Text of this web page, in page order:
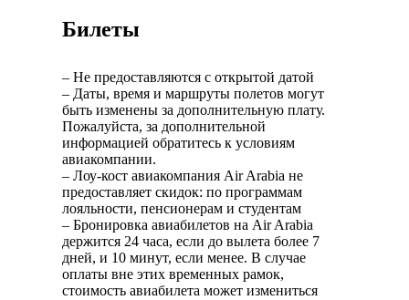
Билеты
– Не предоставляются с открытой датой
– Даты, время и маршруты полетов могут
быть изменены за дополнительную плату.
Пожалуйста, за дополнительной
информацией обратитесь к условиям
авиакомпании.
– Лоу-кост авиакомпания Air Arabia не
предоставляет скидок: по программам
лояльности, пенсионерам и студентам
– Бронировка авиабилетов на Air Arabia
держится 24 часа, если до вылета более 7
дней, и 10 минут, если менее. В случае
оплаты вне этих временных рамок,
стоимость авиабилета может измениться